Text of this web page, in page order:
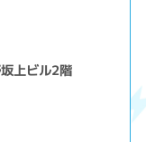
上ビル2階